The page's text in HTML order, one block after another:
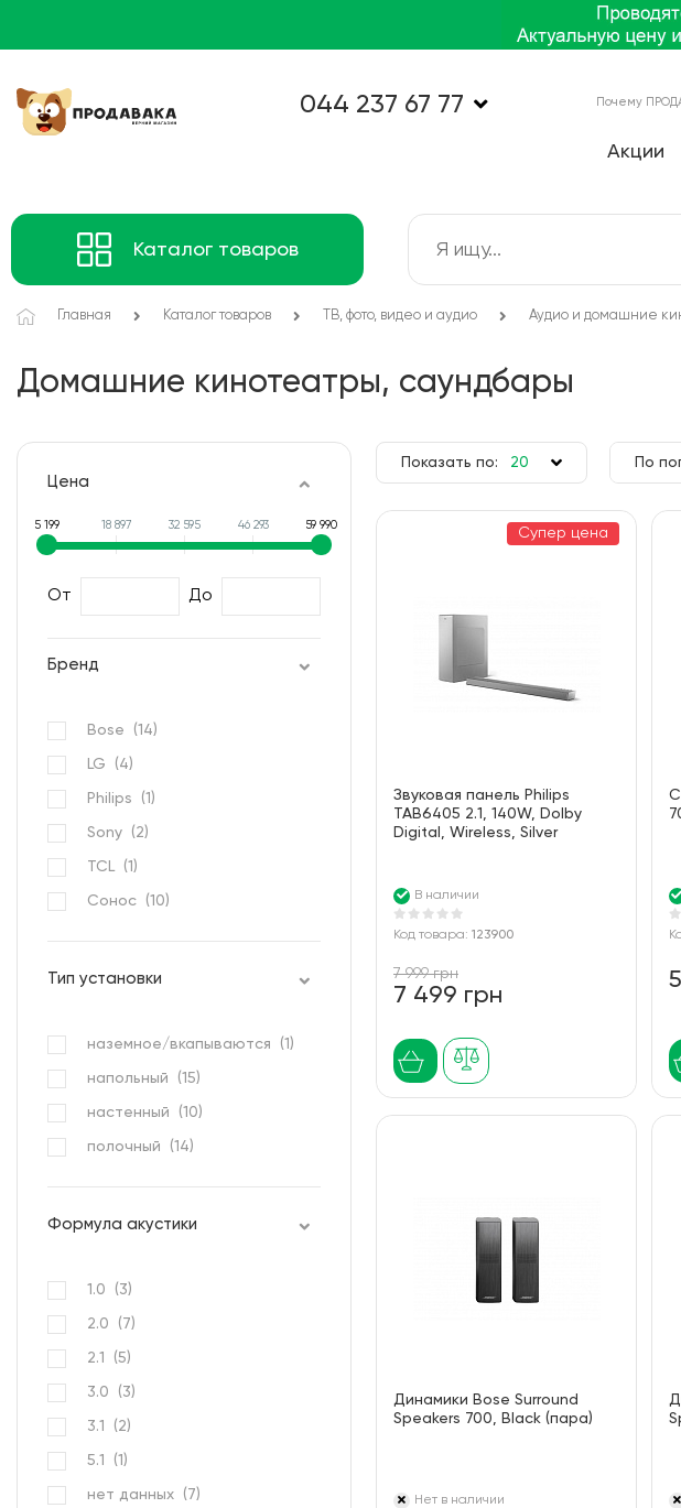
044 237 67 77 Почему
Акции
Каталог товаров
Главная Каталог товаров ТВ, фото, видео и аудио Аудио и домашние
Домашние кинотеатры, саундбары
Цена
5 199 18 897 32 595 46 293 59 990
От До
Бренд
Bose (14)
LG (4)
Philips (1 )
Sony (2)
TCL (1 )
Сонос (10)
Тип установки
наземное/вкапываются (1 )
напольный (15)
настенный (10)
полочный (14)
Формула акустики
1.0 (3)
2.0 ( 7)
2.1 (5)
3.0 (3)
3.1 (2)
5.1 (1 )
нет данных ( 7)
Показать по:
20
100
По
Супер цена
Звуковая панель Philips
TAB6405 2.1, 140W, Dolby
Digital, Wireless, Silver
В наличии
Код товара: 123900
7 999 грн
7 499 грн
Динамики Bose Surround
Speakers 700, Black (пара)
Нет в наличии